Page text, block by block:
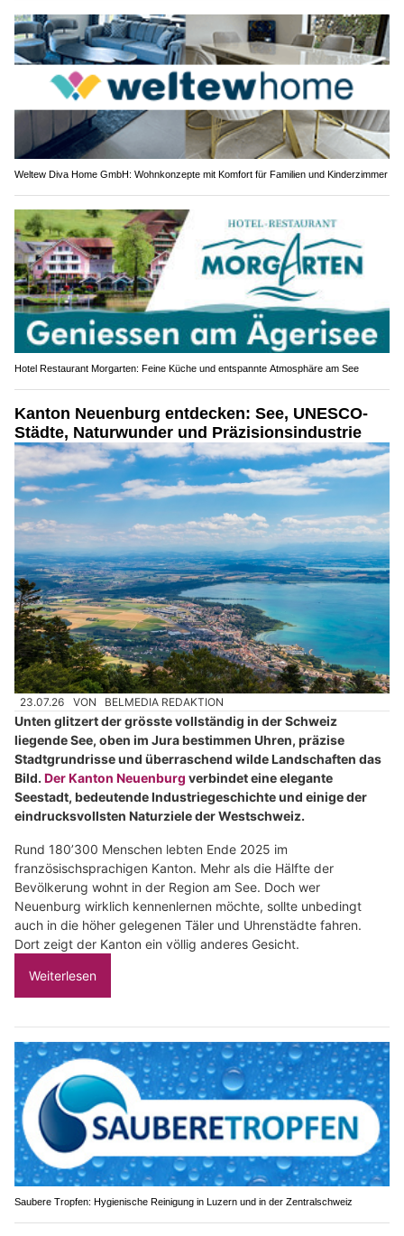
Weltew Diva Home GmbH: Wohnkonzepte mit Komfort für Familien und Kinderzimmer
Hotel Restaurant Morgarten: Feine Küche und entspannte Atmosphäre am See
Kanton Neuenburg entdecken: See, UNESCO-
Städte, Naturwunder und Präzisionsindustrie
23.07.26 VON BELMEDIA REDAKTION
Unten glitzert der grösste vollständig in der Schweiz
liegende See, oben im Jura bestimmen Uhren, präzise
Stadtgrundrisse und überraschend wilde Landschaften das
Bild. Der Kanton Neuenburg verbindet eine elegante
Seestadt, bedeutende Industriegeschichte und einige der
eindrucksvollsten Naturziele der Westschweiz.
Rund 180’300 Menschen lebten Ende 2025 im
französischsprachigen Kanton. Mehr als die Hälfte der
Bevölkerung wohnt in der Region am See. Doch wer
Neuenburg wirklich kennenlernen möchte, sollte unbedingt
auch in die höher gelegenen Täler und Uhrenstädte fahren.
Dort zeigt der Kanton ein völlig anderes Gesicht.
Weiterlesen
Saubere Tropfen: Hygienische Reinigung in Luzern und in der Zentralschweiz